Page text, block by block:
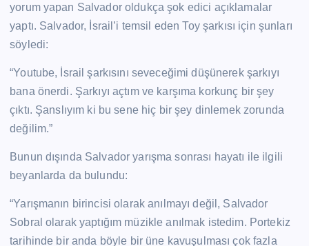
yorum yapan Salvador oldukça şok edici açıklamalar
yaptı. Salvador, İsrail’i temsil eden Toy şarkısı için şunları
söyledi:
“Youtube, İsrail şarkısını seveceğimi düşünerek şarkıyı
bana önerdi. Şarkıyı açtım ve karşıma korkunç bir şey
çıktı. Şanslıyım ki bu sene hiç bir şey dinlemek zorunda
değilim.”
Bunun dışında Salvador yarışma sonrası hayatı ile ilgili
beyanlarda da bulundu:
“Yarışmanın birincisi olarak anılmayı değil, Salvador
Sobral olarak yaptığım müzikle anılmak istedim. Portekiz
tarihinde bir anda böyle bir üne kavuşulması çok fazla